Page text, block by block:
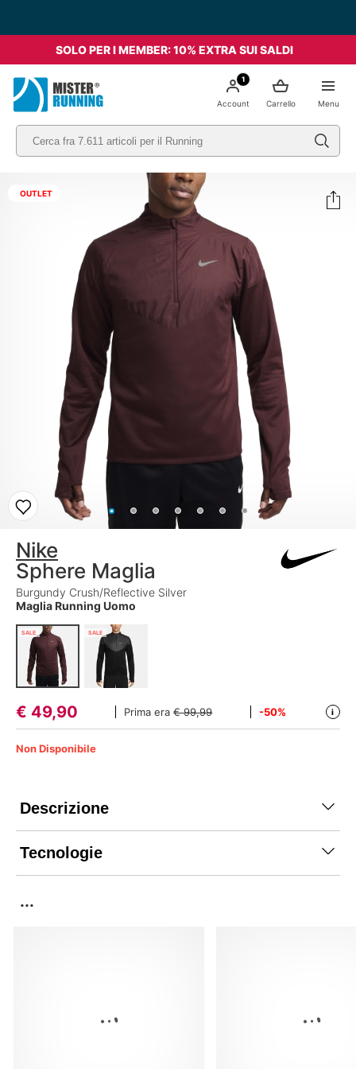
SOLO PER I MEMBER: 10% EXTRA SUI SALDI
Menu
Carrello
1
Account
OUTLET
Nike
Sphere Maglia
Burgundy Crush/Reflective Silver
Maglia Running Uomo
SALE SALE
€ 49,90 Prima era€ 99,99 -50% i
Non Disponibile
Descrizione
Tecnologie
...